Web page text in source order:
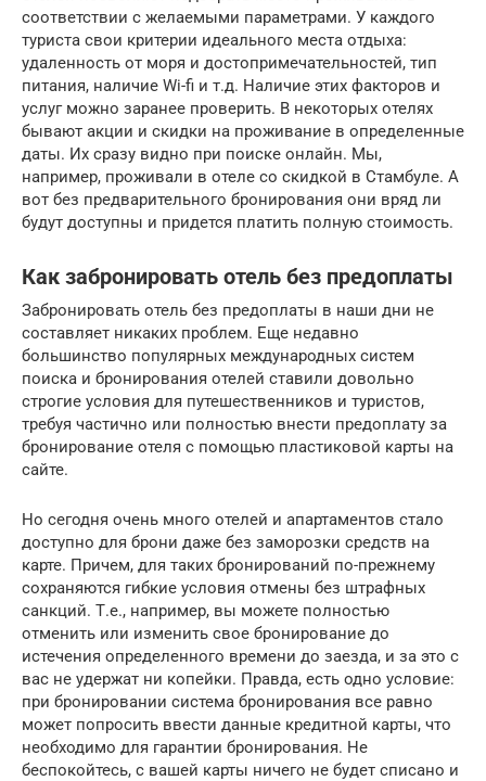
соответствии с желаемыми параметрами. У каждого
туриста свои критерии идеального места отдыха:
удаленность от моря и достопримечательностей, тип
питания, наличие Wi-fi и т.д. Наличие этих факторов и
услуг можно заранее проверить. В некоторых отелях
бывают акции и скидки на проживание в определенные
даты. Их сразу видно при поиске онлайн. Мы,
например, проживали в отеле со скидкой в Стамбуле. А
вот без предварительного бронирования они вряд ли
будут доступны и придется платить полную стоимость.
Как забронировать отель без предоплаты
Забронировать отель без предоплаты в наши дни не
составляет никаких проблем. Еще недавно
большинство популярных международных систем
поиска и бронирования отелей ставили довольно
строгие условия для путешественников и туристов,
требуя частично или полностью внести предоплату за
бронирование отеля с помощью пластиковой карты на
сайте.
Но сегодня очень много отелей и апартаментов стало
доступно для брони даже без заморозки средств на
карте. Причем, для таких бронирований по-прежнему
сохраняются гибкие условия отмены без штрафных
санкций. Т.е., например, вы можете полностью
отменить или изменить свое бронирование до
истечения определенного времени до заезда, и за это с
вас не удержат ни копейки. Правда, есть одно условие:
при бронировании система бронирования все равно
может попросить ввести данные кредитной карты, что
необходимо для гарантии бронирования. Не
беспокойтесь, с вашей карты ничего не будет списано и